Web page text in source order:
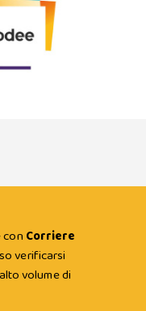
con Corriere
verificarsi
volume di